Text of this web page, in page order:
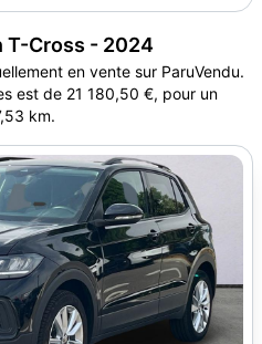
T-Cross - 2024
en vente sur ParuVendu.
est de 21 180,50 €, pour un
km.